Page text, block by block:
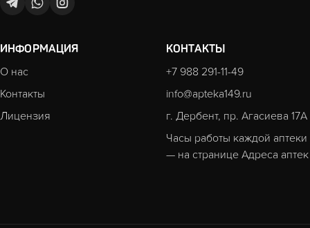
ИНФОРМАЦИЯ
О нас
Контакты
Лицензия
КОНТАКТЫ
+7 988 291-11-49
info@apteka149.ru
г. Дербент, пр. Агасиева 17А
Часы работы каждой аптеки
— на странице Адреса аптек